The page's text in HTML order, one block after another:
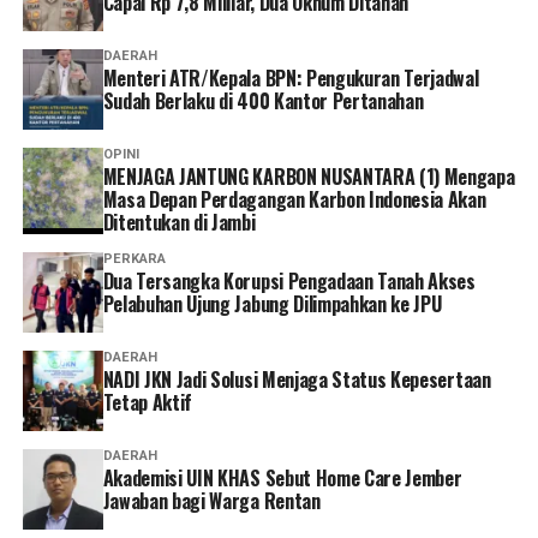
Momen paling menyentuh terjadi ketika Yohanes Heri
Widodo, mewakili seluruh orang tua, secara simbolis
menyerahkan para siswa kepada sekolah. Tepuk tangan
yang mengiringi prosesi sederhana itu seolah menjadi
penanda lahirnya sebuah komitmen baru. Sekolah dan
keluarga kini berjalan berdampingan, saling
menguatkan demi masa depan anak-anak.
Inspirasi kemudian hadir melalui kisah Prof. Dr. (HC). Ir.
Bambang Pramujati, S.T., M.Sc.Eng., Ph.D., IPU, ASEAN
Eng., Rektor Institut Teknologi Sepuluh Nopember
(ITS) Surabaya sekaligus alumni SMA Kolese De Britto.
Ia berbagi perjalanan hidup yang membuktikan bahwa
pendidikan karakter yang diperoleh di bangku sekolah
mampu menjadi fondasi ketika menghadapi tantangan
kehidupan dan dunia profesional. Baginya, ilmu
DAERAH
Menteri ATR/Kepala BPN: Pengukuran Terjadwal
Sudah Berlaku di 400 Kantor Pertanahan
OPINI
MENJAGA JANTUNG KARBON NUSANTARA (1) Mengapa
Masa Depan Perdagangan Karbon Indonesia Akan
Ditentukan di Jambi
PERKARA
Dua Tersangka Korupsi Pengadaan Tanah Akses
Pelabuhan Ujung Jabung Dilimpahkan ke JPU
DAERAH
NADI JKN Jadi Solusi Menjaga Status Kepesertaan
Tetap Aktif
DAERAH
Akademisi UIN KHAS Sebut Home Care Jember
Jawaban bagi Warga Rentan